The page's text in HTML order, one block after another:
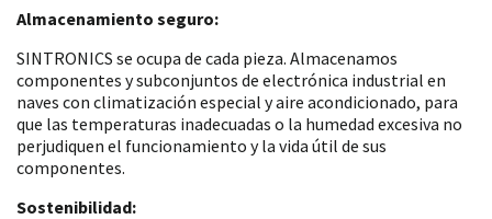
Almacenamiento seguro:
SINTRONICS se ocupa de cada pieza. Almacenamos
componentes y subconjuntos de electrónica industrial en
naves con climatización especial y aire acondicionado, para
que las temperaturas inadecuadas o la humedad excesiva no
perjudiquen el funcionamiento y la vida útil de sus
componentes.
Sostenibilidad: